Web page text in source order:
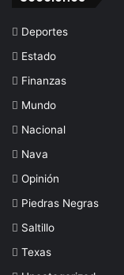
Deportes
Estado
Finanzas
Mundo
Nacional
Nava
Opinión
Piedras Negras
Saltillo
Texas